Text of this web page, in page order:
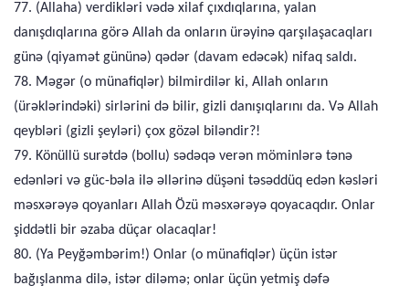
77. (Allaha) verdikləri vədə xilaf çıxdıqlarına, yalan
danışdıqlarına görə Allah da onların ürəyinə qarşılaşacaqları
günə (qiyamət gününə) qədər (davam edəcək) nifaq saldı.
78. Məgər (o münafiqlər) bilmirdilər ki, Allah onların
(ürəklərindəki) sirlərini də bilir, gizli danışıqlarını da. Və Allah
qeybləri (gizli şeyləri) çox gözəl biləndir?!
79. Könüllü surətdə (bollu) sədəqə verən möminlərə tənə
edənləri və güc-bəla ilə əllərinə düşəni təsəddüq edən kəsləri
məsxərəyə qoyanları Allah Özü məsxərəyə qoyacaqdır. Onlar
şiddətli bir əzaba düçar olacaqlar!
80. (Ya Peyğəmbərim!) Onlar (o münafiqlər) üçün istər
bağışlanma dilə, istər diləmə; onlar üçün yetmiş dəfə